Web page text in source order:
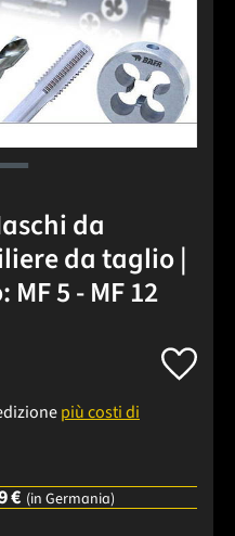
da
da taglio |
5 - MF 12
più costi di
€ (in Germania)